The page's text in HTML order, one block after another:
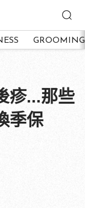
GROOMING
疹...那些
季保